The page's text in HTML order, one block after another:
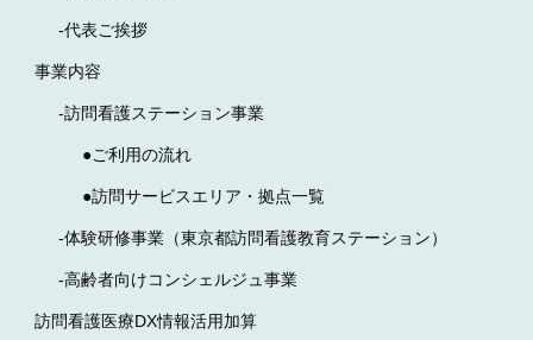
-代表ご挨拶
事業内容
-訪問看護ステーション事業
●ご利用の流れ
●訪問サービスエリア・拠点一覧
-体験研修事業（東京都訪問看護教育ステーション）
-高齢者向けコンシェルジュ事業
訪問看護医療DX情報活用加算